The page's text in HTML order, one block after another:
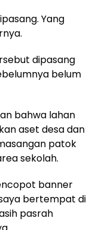
Yang
dipasang
belum
bahwa lahan
aset desa dan
patok
sekolah.
banner
bertempat di
pasrah